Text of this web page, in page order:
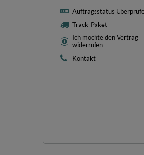
Auftragsstatus
Track-Paket
Ich möchte den Vertrag
widerrufen
Kontakt